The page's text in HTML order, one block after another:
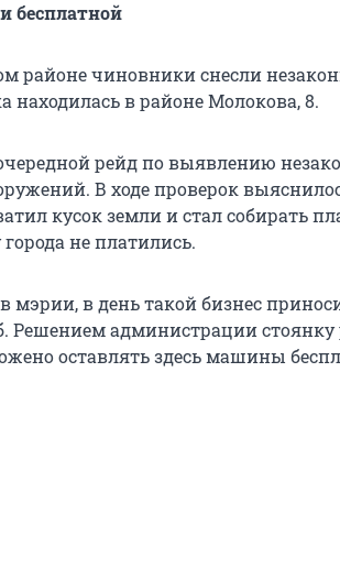
бесплатной
районе чиновники снесли
находилась в районе Молокова, 8.
рейд по выявлению
В ходе проверок
кусок земли и стал собирать
не платились.
мэрии, в день такой бизнес
Решением администрации
оставлять здесь машины